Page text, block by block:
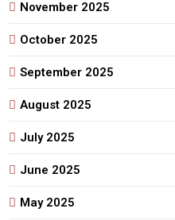
November 2025
October 2025
September 2025
August 2025
July 2025
June 2025
May 2025